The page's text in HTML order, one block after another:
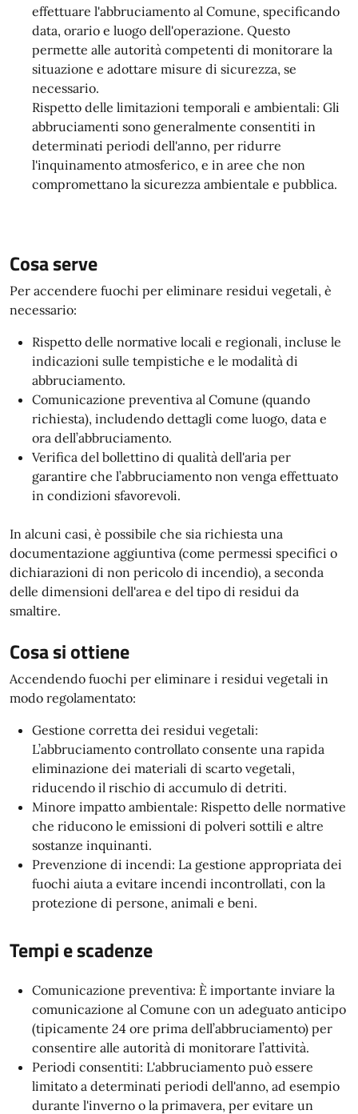
effettuare l'abbruciamento al Comune, specificando
data, orario e luogo dell'operazione. Questo
permette alle autorità competenti di monitorare la
situazione e adottare misure di sicurezza, se
necessario.
Rispetto delle limitazioni temporali e ambientali: Gli
abbruciamenti sono generalmente consentiti in
determinati periodi dell'anno, per ridurre
l'inquinamento atmosferico, e in aree che non
compromettano la sicurezza ambientale e pubblica.
Cosa serve
Per accendere fuochi per eliminare residui vegetali, è
necessario:
Rispetto delle normative locali e regionali, incluse le
indicazioni sulle tempistiche e le modalità di
abbruciamento.
Comunicazione preventiva al Comune (quando
richiesta), includendo dettagli come luogo, data e
ora dell’abbruciamento.
Verifica del bollettino di qualità dell'aria per
garantire che l’abbruciamento non venga effettuato
in condizioni sfavorevoli.
In alcuni casi, è possibile che sia richiesta una
documentazione aggiuntiva (come permessi specifici o
dichiarazioni di non pericolo di incendio), a seconda
delle dimensioni dell'area e del tipo di residui da
smaltire.
Cosa si ottiene
Accendendo fuochi per eliminare i residui vegetali in
modo regolamentato:
Gestione corretta dei residui vegetali:
L’abbruciamento controllato consente una rapida
eliminazione dei materiali di scarto vegetali,
riducendo il rischio di accumulo di detriti.
Minore impatto ambientale: Rispetto delle normative
che riducono le emissioni di polveri sottili e altre
sostanze inquinanti.
Prevenzione di incendi: La gestione appropriata dei
fuochi aiuta a evitare incendi incontrollati, con la
protezione di persone, animali e beni.
Tempi e scadenze
Comunicazione preventiva: È importante inviare la
comunicazione al Comune con un adeguato anticipo
(tipicamente 24 ore prima dell’abbruciamento) per
consentire alle autorità di monitorare l’attività.
Periodi consentiti: L'abbruciamento può essere
limitato a determinati periodi dell'anno, ad esempio
durante l'inverno o la primavera, per evitare un